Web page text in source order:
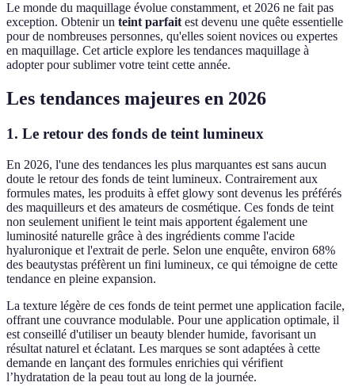
Le monde du maquillage évolue constamment, et 2026 ne fait pas
exception. Obtenir un teint parfaitest devenu une quête essentielle
pour de nombreuses personnes, qu'elles soient novices ou expertes
en maquillage. Cet article explore les tendances maquillage à
adopter pour sublimer votre teint cette année.
Les tendances majeures en 2026
1. Le retour des fonds de teint lumineux
En 2026, l'une des tendances les plus marquantes est sans aucun
doute le retour des fonds de teint lumineux. Contrairement aux
formules mates, les produits à effet glowy sont devenus les préférés
des maquilleurs et des amateurs de cosmétique. Ces fonds de teint
non seulement unifient le teint mais apportent également une
luminosité naturelle grâce à des ingrédients comme l'acide
hyaluronique et l'extrait de perle. Selon une enquête, environ 68%
des beautystas préfèrent un fini lumineux, ce qui témoigne de cette
tendance en pleine expansion.
La texture légère de ces fonds de teint permet une application facile,
offrant une couvrance modulable. Pour une application optimale, il
est conseillé d'utiliser un beauty blender humide, favorisant un
résultat naturel et éclatant. Les marques se sont adaptées à cette
demande en lançant des formules enrichies qui vérifient
l’hydratation de la peau tout au long de la journée.